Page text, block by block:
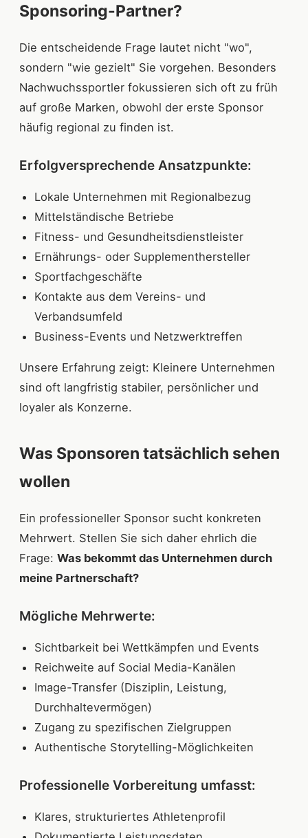
Sponsoring-Partner?
Die entscheidende Frage lautet nicht "wo",
sondern "wie gezielt" Sie vorgehen. Besonders
Nachwuchssportler fokussieren sich oft zu früh
auf große Marken, obwohl der erste Sponsor
häufig regional zu finden ist.
Erfolgversprechende Ansatzpunkte:
Lokale Unternehmen mit Regionalbezug
Mittelständische Betriebe
Fitness- und Gesundheitsdienstleister
Ernährungs- oder Supplementhersteller
Sportfachgeschäfte
Kontakte aus dem Vereins- und
Verbandsumfeld
Business-Events und Netzwerktreffen
Unsere Erfahrung zeigt: Kleinere Unternehmen
sind oft langfristig stabiler, persönlicher und
loyaler als Konzerne.
Was Sponsoren tatsächlich sehen
wollen
Ein professioneller Sponsor sucht konkreten
Mehrwert. Stellen Sie sich daher ehrlich die
Frage: Was bekommt das Unternehmen durch
meine Partnerschaft?
Mögliche Mehrwerte:
Sichtbarkeit bei Wettkämpfen und Events
Reichweite auf Social Media-Kanälen
Image-Transfer (Disziplin, Leistung,
Durchhaltevermögen)
Zugang zu spezifischen Zielgruppen
Authentische Storytelling-Möglichkeiten
Professionelle Vorbereitung umfasst:
Klares, strukturiertes Athletenprofil